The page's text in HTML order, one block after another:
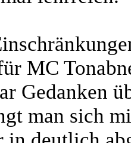
MC
Gedanken
man sich